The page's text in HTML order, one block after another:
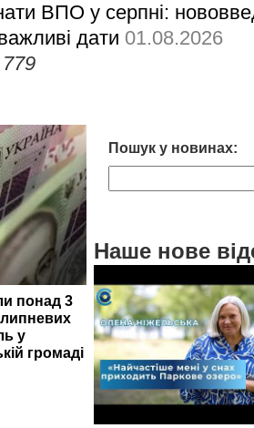
ВПО у серпні:
дати 01.08.2026
779
понад 3
у
громаді
Пошук у новинах:
Наше нове